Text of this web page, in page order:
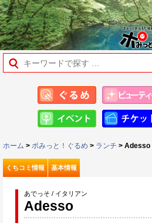
ホーム > ポみっと！ぐるめ > ランチ > Adesso
くちコミ情報 基本情報
あでっそ / イタリアン
Adesso